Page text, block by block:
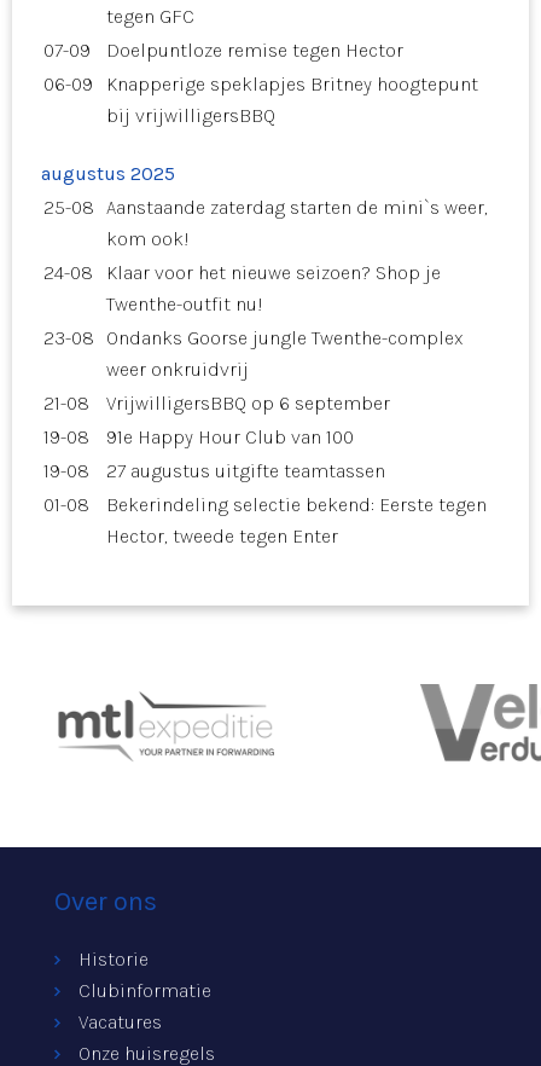
tegen GFC
07-09
Doelpuntloze remise tegen Hector
06-09
Knapperige speklapjes Britney hoogtepunt
bij vrijwilligersBBQ
augustus 2025
25-08 Aanstaande zaterdag starten de mini`s weer,
kom ook!
24-08
Klaar voor het nieuwe seizoen? Shop je
Twenthe-outfit nu!
23-08
Ondanks Goorse jungle Twenthe-complex
weer onkruidvrij
21-08
VrijwilligersBBQ op 6 september
19-08
91e Happy Hour Club van 100
19-08
27 augustus uitgifte teamtassen
01-08
Bekerindeling selectie bekend: Eerste tegen
Hector, tweede tegen Enter
Over ons
Historie
Clubinformatie
Vacatures
Onze huisregels